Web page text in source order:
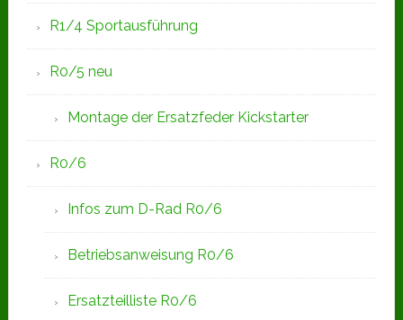
R1/4 Sportausführung
R0/5 neu
Montage der Ersatzfeder Kickstarter
R0/6
Infos zum D-Rad R0/6
Betriebsanweisung R0/6
Ersatzteilliste R0/6